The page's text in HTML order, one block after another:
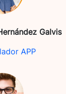
Galvis
APP